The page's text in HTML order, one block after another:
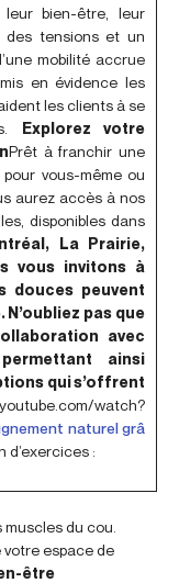
bien-être, leur
des tensions et un
mobilité accrue
en évidence les
les clients à se
Explorez votre
Prêt à franchir une
vous-même ou
aurez accès à nos
disponibles dans
La Prairie,
vous invitons à
douces peuvent
pas que
avec
ainsi
qui s’offrent
watch?
naturel grâ
d’exercices :
du cou.
votre espace de
être